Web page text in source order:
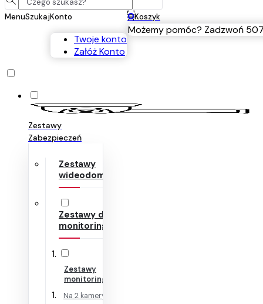
MenuSzukajKonto
Twoje konto
Załóż Konto
0Koszyk
Możemy pomóc? Zadzwoń
Zestawy
Zabezpieczeń
Zestawy
wideodomofonów
Zestawy do
monitoringu
Zestawy
monitoringu IP
Na 2 kamery